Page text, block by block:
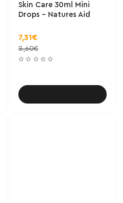
Skin Care 30ml Mini
Drops - Natures Aid
7,31€
8,60€